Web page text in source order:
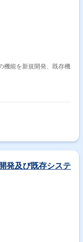
機能を新規開発、既存機
発及び既存システ